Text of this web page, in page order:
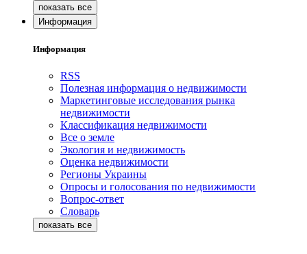
Информация
Информация
RSS
Полезная информация о недвижимости
Маркетинговые исследования рынка
недвижимости
Классификация недвижимости
Все о земле
Экология и недвижимость
Оценка недвижимости
Регионы Украины
Опросы и голосования по недвижимости
Вопрос-ответ
Словарь